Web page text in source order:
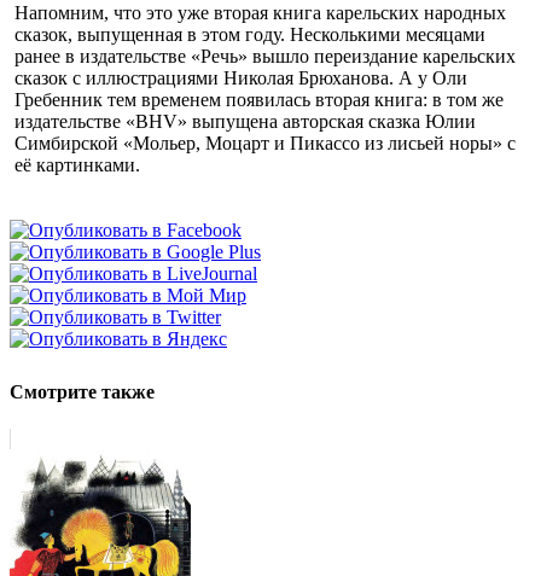
Напомним, что это уже вторая книга карельских народных
сказок, выпущенная в этом году. Несколькими месяцами
ранее в издательстве «Речь» вышло переиздание карельских
сказок с иллюстрациями Николая Брюханова. А у Оли
Гребенник тем временем появилась вторая книга: в том же
издательстве «BHV» выпущена авторская сказка Юлии
Симбирской «Мольер, Моцарт и Пикассо из лисьей норы» с
её картинками.
Смотрите также